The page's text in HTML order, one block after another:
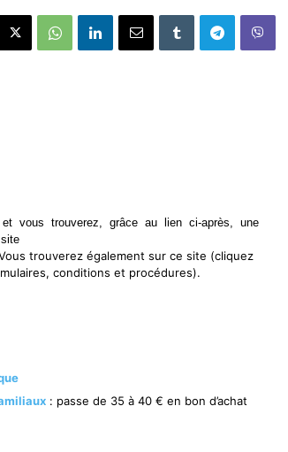
et vous trouverez, grâce au lien ci-après, une
trouverez également sur ce site (cliquez
conditions et procédures).
: passe de 35 à 40 € en bon d’achat